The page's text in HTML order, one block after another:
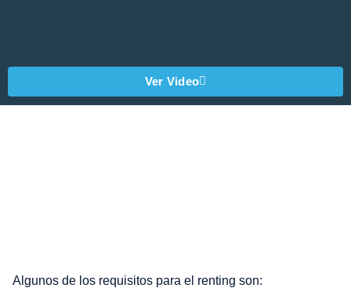
Ver Video
Algunos de los requisitos para el renting son: